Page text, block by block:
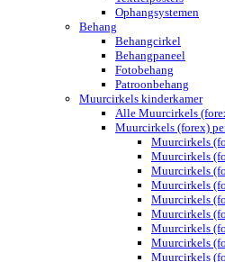
Ophangsystemen
Behang
Behangcirkel
Behangpaneel
Fotobehang
Patroonbehang
Muurcirkels kinderkamer
Alle Muurcirkels
Muurcirkels (forex)
Muurcirkels
Muurcirkels
Muurcirkels
Muurcirkels
Muurcirkels
Muurcirkels
Muurcirkels
Muurcirkels
Muurcirkels